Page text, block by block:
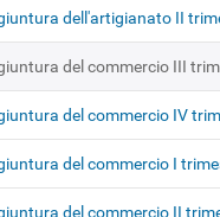
dell'artigianato II
del commercio III
del commercio IV
del commercio I
del commercio II